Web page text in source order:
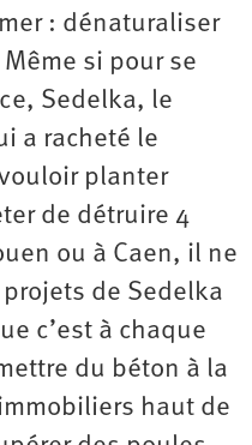
: dénaturaliser
si pour se
Sedelka, le
a racheté le
planter
de détruire 4
ou à Caen, il ne
de Sedelka
c’est à chaque
du béton à la
haut de